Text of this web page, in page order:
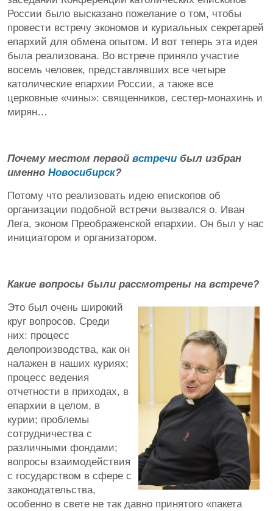
России было высказано пожелание о том, чтобы
провести встречу экономов и куриальных секретарей
епархий для обмена опытом. И вот теперь эта идея
была реализована. Во встрече приняло участие
восемь человек, представлявших все четыре
католические епархии России, а также все
церковные «чины»: священников, сестер-монахинь и
мирян…
Почему местом первой встречи был избран
именно Новосибирск?
Потому что реализовать идею епископов об
организации подобной встречи вызвался о. Иван
Лега, эконом Преображенской епархии. Он был у нас
инициатором и организатором.
Какие вопросы были рассмотрены на встрече?
Это был очень широкий
круг вопросов. Среди
них: процесс
делопроизводства, как он
налажен в наших куриях;
процесс ведения
отчетности в приходах, в
епархии в целом, в
курии; проблемы
сотрудничества с
различными фондами;
вопросы взаимодействия
с государством в сфере с
законодательства,
особенно в свете не так давно принятого «пакета